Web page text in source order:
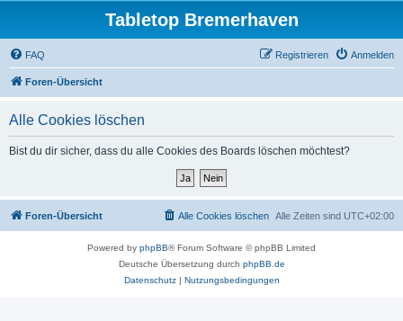
Tabletop Bremerhaven
FAQ Anmelden
Registrieren
Foren-Übersicht
Alle Cookies löschen
Bist du dir sicher, dass du alle Cookies des Boards löschen möchtest?
Foren-Übersicht Alle Zeiten sind UTC+02:00
Alle Cookies löschen
Powered by phpBB® Forum Software © phpBB Limited
Deutsche Übersetzung durch phpBB.de
Datenschutz| Nutzungsbedingungen